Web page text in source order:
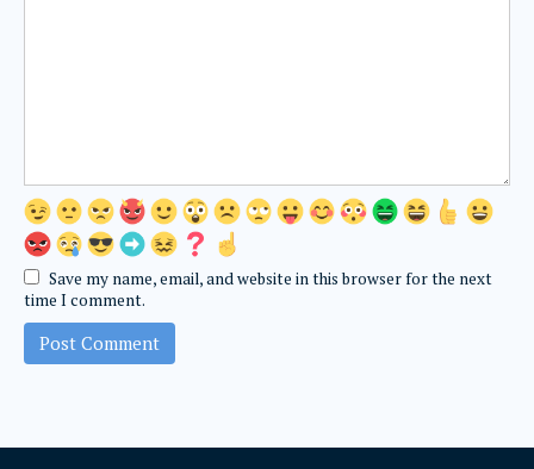
Save my name, email, and website in this browser for the next
time I comment.